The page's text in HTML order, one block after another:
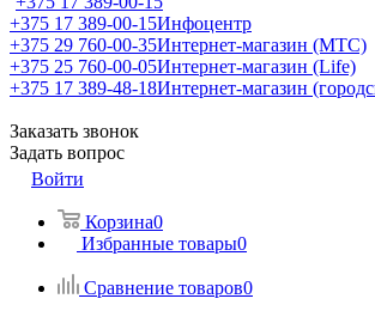
+375 17 389-00-15Инфоцентр
+375 29 760-00-35Интернет-магазин (МТС)
+375 25 760-00-05Интернет-магазин (Life)
+375 17 389-48-18Интернет-магазин
Заказать звонок
Задать вопрос
Войти
Корзина0
Избранные товары0
Сравнение товаров0